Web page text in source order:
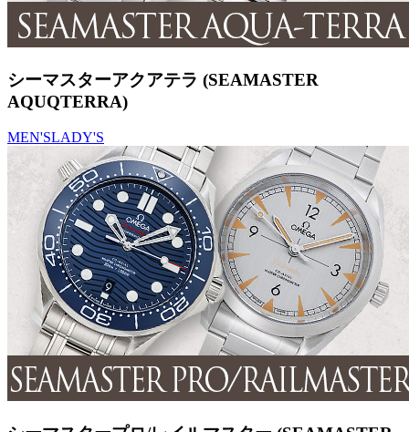
シーマスターアクアテラ (SEAMASTER
AQUQTERRA)
MEN'SLADY'S